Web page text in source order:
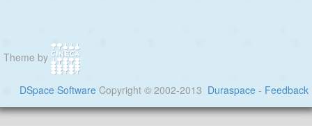
Theme by
DSpace Software Copyright © 2002-2013 Duraspace - Feedback